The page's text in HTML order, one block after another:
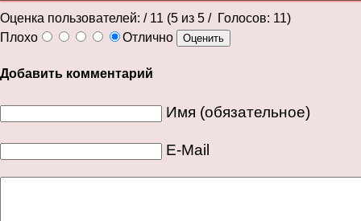
Оценка пользователей: / 11 (5 из 5 / Голосов: 11)
Плохо
Отлично
Добавить комментарий
Имя (обязательное)
E-Mail